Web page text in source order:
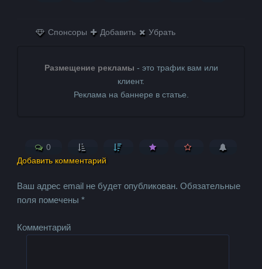
Спонсоры Добавить Убрать
Размещение рекламы - это трафик вам или
клиент.
Реклама на баннере в статье.
0
Добавить комментарий
Ваш адрес email не будет опубликован. Обязательные
поля помечены*
Комментарий